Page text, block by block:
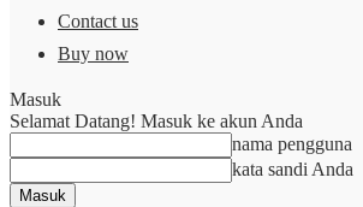
Contact us
Buy now
Masuk
Selamat Datang! Masuk ke akun Anda
nama pengguna
kata sandi Anda